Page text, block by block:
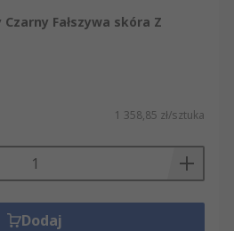
Fałszywa skóra Z
1 358,85 zł/sztuka
Dodaj